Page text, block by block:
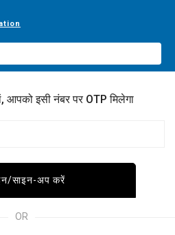
आपको इसी नंबर पर OTP मिलेगा
साइन-अप करें
OR